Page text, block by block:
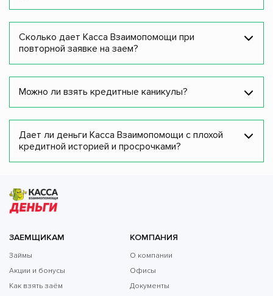
Сколько дает Касса Взаимопомощи при
повторной заявке на заем?
Можно ли взять кредитные каникулы?
Дает ли деньги Касса Взаимопомощи с плохой
кредитной историей и просрочками?
ЗАЕМЩИКАМ
Займы
Акции и бонусы
Как взять заём
КОМПАНИЯ
О компании
Офисы
Документы